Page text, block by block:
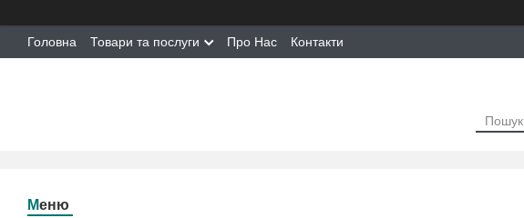
Головна Товари та послуги Про Нас Контакти